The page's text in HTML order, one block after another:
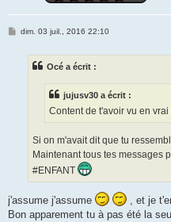
Mdim. 03 juil., 2016 22:10
Océ a écrit :
jujusv30 a écrit :
Content de t'avoir vu en
Si on m'avait dit que tu
Maintenant tous tes messages
#ENFANT
j'assume j'assume
, et je
Bon apparement tu à pas été la